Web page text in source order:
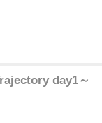
day1～